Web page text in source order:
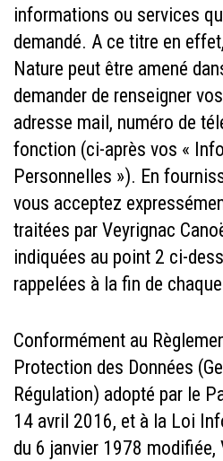
informations ou services
demandé. A ce titre en
Nature peut être amené
demander de renseigner
adresse mail, numéro de
fonction (ci-après vos «
Personnelles »). En
vous acceptez
traitées par Veyrignac
indiquées au point 2 ci-
rappelées à la fin de
Conformément au
Protection des Données
Régulation) adopté par le
14 avril 2016, et à la Loi
du 6 janvier 1978 modifiée,